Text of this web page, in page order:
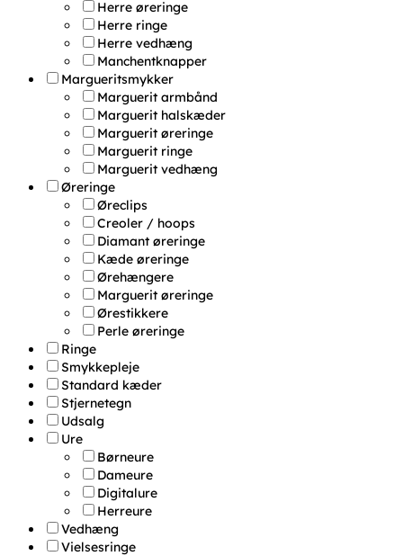
Herre øreringe
Herre ringe
Herre vedhæng
Manchentknapper
Margueritsmykker
Marguerit armbånd
Marguerit halskæder
Marguerit øreringe
Marguerit ringe
Marguerit vedhæng
Øreringe
Øreclips
Creoler / hoops
Diamant øreringe
Kæde øreringe
Ørehængere
Marguerit øreringe
Ørestikkere
Perle øreringe
Ringe
Smykkepleje
Standard kæder
Stjernetegn
Udsalg
Ure
Børneure
Dameure
Digitalure
Herreure
Vedhæng
Vielsesringe